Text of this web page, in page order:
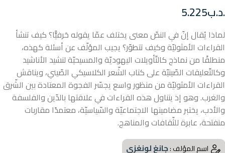
.د.ب5.225
لماذا يُقال إنّ في النصّ معنى يختلف عمّا يقوله حَرفيًّا؟ كيف تنشأ
القراءات الأمثوليّة وكيف تتطوّر؟ يجيب المؤلّف عن أسئلة كهذه،
منطلقًا من نماذج كالتّأويلات اليهوديّة والمسيحيّة لنشيد الأناشيد
وكالتّعليقات الصّينيّة على كتاب الشّعر الكلاسيكي الصّيني، ويناقش
القراءات الأمثوليّة من منظور واسع يجسّر الفجوة المعتادة بين الشّرق
والغرب. وهو إذ يتناول هذه القراءات في علاقتها بالدّين والفلسفة
والأدب، يختبر مضامينها الاجتماعيّة والسّياسيّة، معتمدًا مقاربات
منفتحة، عابرة للثّقافات والمناهج.
اسم المؤلف :جانغ لونغزي